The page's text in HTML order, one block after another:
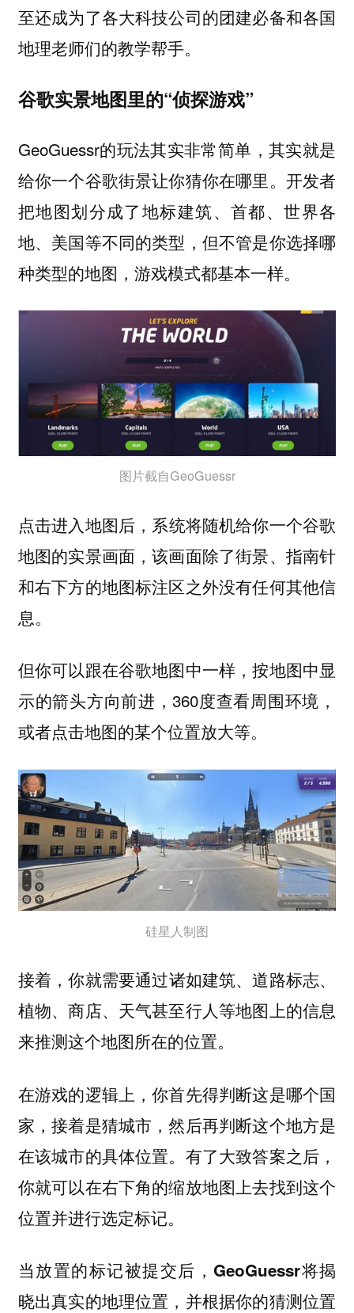
至还成为了各大科技公司的团建必备和各国
地理老师们的教学帮手。
谷歌实景地图里的“侦探游戏”
GeoGuessr的玩法其实非常简单，其实就是
给你一个谷歌街景让你猜你在哪里。开发者
把地图划分成了地标建筑、首都、世界各
地、美国等不同的类型，但不管是你选择哪
种类型的地图，游戏模式都基本一样。
图片截自GeoGuessr
点击进入地图后， 系统将随机给你一个谷歌
地图的实景画面，该画面除了街景、指南针
和右下方的地图标注区之外没有任何其他信
息。
但你可以跟在谷歌地图中一样，按地图中显
示的箭头方向前进，360度查看周围环境，
或者点击地图的某个位置放大等。
硅星人制图
接着，你就需要通过诸如建筑、道路标志、
植物、商店、天气甚至行人等地图上的信息
来推测这个地图所在的位置。
在游戏的逻辑上，你首先得判断这是哪个国
家，接着是猜城市，然后再判断这个地方是
在该城市的具体位置。有了大致答案之后，
你就可以在右下角的缩放地图上去找到这个
位置并进行选定标记。
当放置的标记被提交后，GeoGuessr将揭
晓出真实的地理位置，并根据你的猜测位置